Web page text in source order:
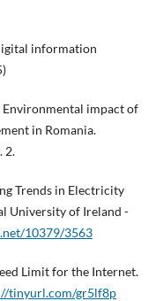
information
Environmental impact of
in Romania.
2.
Trends in Electricity
University of Ireland -
10379/3563
Limit for the Internet.
tinyurl.com/gr5lf8p